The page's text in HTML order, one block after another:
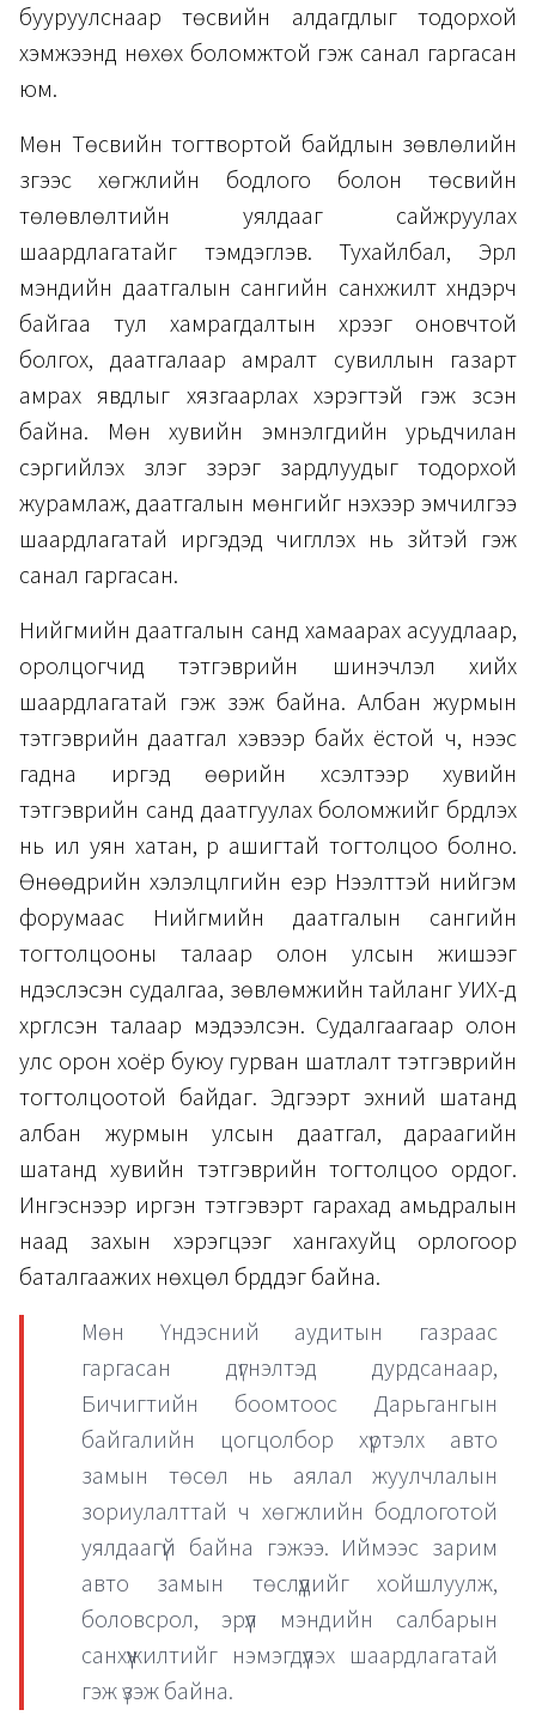
бууруулснаар төсвийн алдагдлыг тодорхой
хэмжээнд нөхөх боломжтой гэж санал гаргасан
юм.
Мөн Төсвийн тогтвортой байдлын зөвлөлийн
зүгээс хөгжлийн бодлого болон төсвийн
төлөвлөлтийн уялдааг сайжруулах
шаардлагатайг тэмдэглэв. Тухайлбал, Эрүүл
мэндийн даатгалын сангийн санхүүжилт хүндэрч
байгаа тул хамрагдалтын хүрээг оновчтой
болгох, даатгалаар амралт сувиллын газарт
амрах явдлыг хязгаарлах хэрэгтэй гэж үзсэн
байна. Мөн хувийн эмнэлгүүдийн урьдчилан
сэргийлэх үзлэг зэрэг зардлуудыг тодорхой
журамлаж, даатгалын мөнгийг үнэхээр эмчилгээ
шаардлагатай иргэдэд чиглүүлэх нь зүйтэй гэж
санал гаргасан.
Нийгмийн даатгалын санд хамаарах асуудлаар,
оролцогчид тэтгэврийн шинэчлэл хийх
шаардлагатай гэж үзэж байна. Албан журмын
тэтгэврийн даатгал хэвээр байх ёстой ч, үүнээс
гадна иргэд өөрийн хүсэлтээр хувийн
тэтгэврийн санд даатгуулах боломжийг бүрдүүлэх
нь илүү уян хатан, үр ашигтай тогтолцоо болно.
Өнөөдрийн хэлэлцүүлгийн үеэр Нээлттэй нийгэм
форумаас Нийгмийн даатгалын сангийн
тогтолцооны талаар олон улсын жишээг
үндэслэсэн судалгаа, зөвлөмжийн тайланг УИХ-д
хүргүүлсэн талаар мэдээлсэн. Судалгаагаар олон
улс орон хоёр буюу гурван шатлалт тэтгэврийн
тогтолцоотой байдаг. Эдгээрт эхний шатанд
албан журмын улсын даатгал, дараагийн
шатанд хувийн тэтгэврийн тогтолцоо ордог.
Ингэснээр иргэн тэтгэвэрт гарахад амьдралын
наад захын хэрэгцээг хангахуйц орлогоор
баталгаажих нөхцөл бүрддэг байна.
Мөн Үндэсний аудитын газраас
гаргасан дүгнэлтэд дурдсанаар,
Бичигтийн боомтоос Дарьгангын
байгалийн цогцолбор хүртэлх авто
замын төсөл нь аялал жуулчлалын
зориулалттай ч хөгжлийн бодлоготой
уялдаагүй байна гэжээ. Иймээс зарим
авто замын төслүүдийг хойшлуулж,
боловсрол, эрүүл мэндийн салбарын
санхүүжилтийг нэмэгдүүлэх шаардлагатай
гэж үзэж байна.